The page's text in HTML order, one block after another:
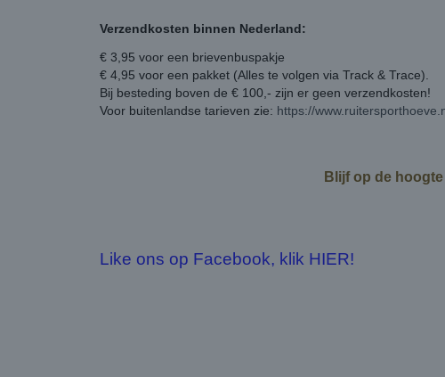
Verzendkosten binnen Nederland:
€ 3,95 voor een brievenbuspakje
€ 4,95 voor een pakket (Alles te volgen via Track & Trace).
Bij besteding boven de € 100,- zijn er geen verzendkosten!
Voor buitenlandse tarieven zie: https://
Blijf op de
Like ons op Facebook, klik HIER!